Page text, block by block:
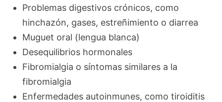
Problemas digestivos crónicos, como
hinchazón, gases, estreñimiento o diarrea
Muguet oral (lengua blanca)
Desequilibrios hormonales
Fibromialgia o síntomas similares a la
fibromialgia
Enfermedades autoinmunes, como tiroiditis